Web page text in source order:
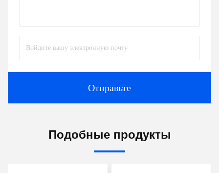
Отправьте
Подобные продукты